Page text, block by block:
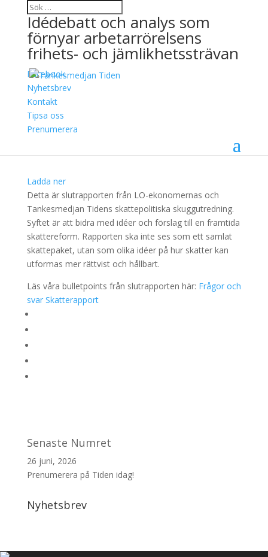
Idédebatt och analys som
förnyar arbetarrörelsens
frihets- och jämlikhetssträvan
Facebook
Nyhetsbrev
Kontakt
Tipsa oss
Prenumerera
Skatta oss lyckliga –
Idéer för mer rättvisa
skatter
Ladda ner
Detta är slutrapporten från LO-ekonomernas och
Tankesmedjan Tidens skattepolitiska skuggutredning.
Syftet är att bidra med idéer och förslag till en framtida
skattereform. Rapporten ska inte ses som ett samlat
skattepaket, utan som olika idéer på hur skatter kan
utformas mer rättvist och hållbart.
Läs våra bulletpoints från slutrapporten här: Frågor och
svar Skatterapport
Senaste Numret
26 juni, 2026
Prenumerera på Tiden idag!
Nyhetsbrev